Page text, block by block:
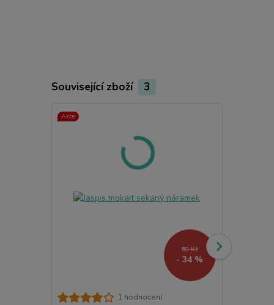
Související zboží 3
Akce
59 Kč
- 34 %
1 hodnocení